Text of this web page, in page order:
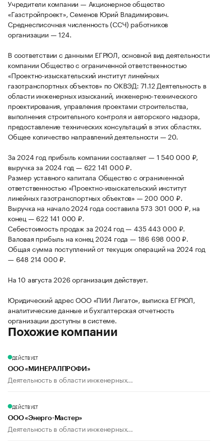
Учредители компании — Акционерное общество
«Газстройпроект», Семенов Юрий Владимирович.
Среднесписочная численность (ССЧ) работников
организации — 124.
В соответствии с данными ЕГРЮЛ, основной вид деятельности
компании Общество с ограниченной ответственностью
«Проектно-изыскательский институт линейных
газотранспортных объектов» по ОКВЭД: 71.12 Деятельность в
области инженерных изысканий, инженерно-технического
проектирования, управления проектами строительства,
выполнения строительного контроля и авторского надзора,
предоставление технических консультаций в этих областях.
Общее количество направлений деятельности — 20.
За 2024 год прибыль компании составляет — 1 540 000 ₽,
выручка за 2024 год — 622 141 000 ₽.
Размер уставного капитала Общество с ограниченной
ответственностью «Проектно-изыскательский институт
линейных газотранспортных объектов» — 200 000 ₽.
Выручка на начало 2024 года составила 573 301 000 ₽, на
конец — 622 141 000 ₽.
Себестоимость продаж за 2024 год — 435 443 000 ₽.
Валовая прибыль на конец 2024 года — 186 698 000 ₽.
Общая сумма поступлений от текущих операций на 2024 год
— 648 214 000 ₽.
На 10 августа 2026 организация действует.
Юридический адрес ООО «ПИИ Лигато», выписка ЕГРЮЛ,
аналитические данные и бухгалтерская отчетность
организации доступны в системе.
Похожие компании
ДЕЙСТВУЕТ
ООО «МИНЕРАЛПРОФИ»
Деятельность в области инженерных...
ДЕЙСТВУЕТ
ООО «Энерго-Мастер»
Деятельность в области инженерных...